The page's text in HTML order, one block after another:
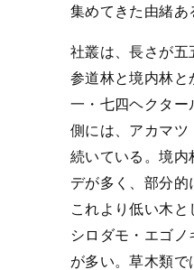
集めてきた由緒あ
社叢は、長さが
参道林と境内林
一・七四ヘクタ
側には、アカマ
続いている。境
デが多く、部分的
これより低い木と
シロダモ・エゴ
が多い。草木類